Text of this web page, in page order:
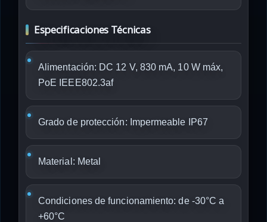
Especificaciones Técnicas
Alimentación: DC 12 V, 830 mA, 10 W máx,
PoE IEEE802.3af
Grado de protección: Impermeable IP67
Material: Metal
Condiciones de funcionamiento: de -30°C a
+60°C